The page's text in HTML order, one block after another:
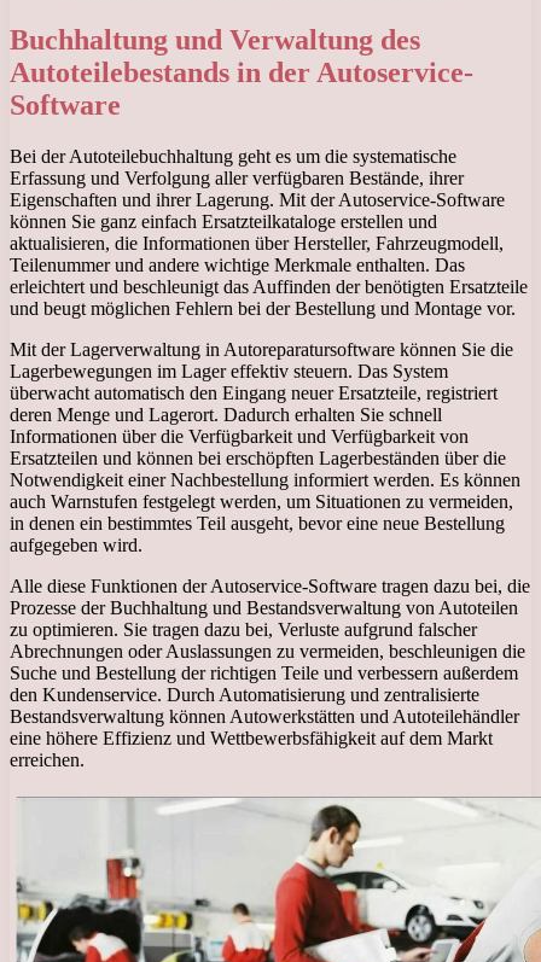
Buchhaltung und Verwaltung des
Autoteilebestands in der Autoservice-
Software
Bei der Autoteilebuchhaltung geht es um die systematische
Erfassung und Verfolgung aller verfügbaren Bestände, ihrer
Eigenschaften und ihrer Lagerung. Mit der Autoservice-Software
können Sie ganz einfach Ersatzteilkataloge erstellen und
aktualisieren, die Informationen über Hersteller, Fahrzeugmodell,
Teilenummer und andere wichtige Merkmale enthalten. Das
erleichtert und beschleunigt das Auffinden der benötigten Ersatzteile
und beugt möglichen Fehlern bei der Bestellung und Montage vor.
Mit der Lagerverwaltung in Autoreparatursoftware können Sie die
Lagerbewegungen im Lager effektiv steuern. Das System
überwacht automatisch den Eingang neuer Ersatzteile, registriert
deren Menge und Lagerort. Dadurch erhalten Sie schnell
Informationen über die Verfügbarkeit und Verfügbarkeit von
Ersatzteilen und können bei erschöpften Lagerbeständen über die
Notwendigkeit einer Nachbestellung informiert werden. Es können
auch Warnstufen festgelegt werden, um Situationen zu vermeiden,
in denen ein bestimmtes Teil ausgeht, bevor eine neue Bestellung
aufgegeben wird.
Alle diese Funktionen der Autoservice-Software tragen dazu bei, die
Prozesse der Buchhaltung und Bestandsverwaltung von Autoteilen
zu optimieren. Sie tragen dazu bei, Verluste aufgrund falscher
Abrechnungen oder Auslassungen zu vermeiden, beschleunigen die
Suche und Bestellung der richtigen Teile und verbessern außerdem
den Kundenservice. Durch Automatisierung und zentralisierte
Bestandsverwaltung können Autowerkstätten und Autoteilehändler
eine höhere Effizienz und Wettbewerbsfähigkeit auf dem Markt
erreichen.